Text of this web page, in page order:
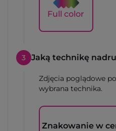
Full color
3 Jaką technikę
Zdjęcia poglądowe
wybrana technika.
Znakowanie w